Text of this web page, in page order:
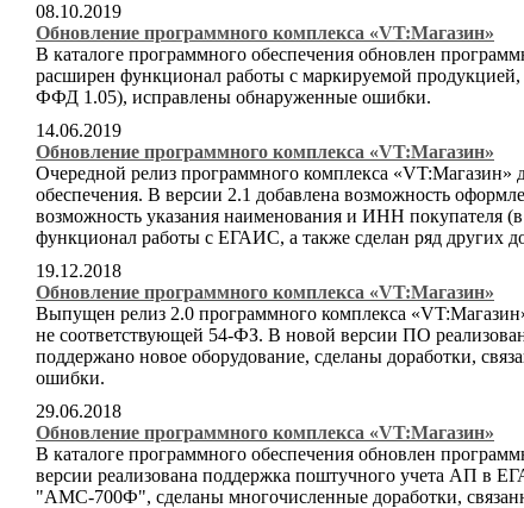
08.10.2019
Обновление программного комплекса «VT:Магазин»
В каталоге программного обеспечения обновлен
расширен функционал работы с маркируемой
ФФД 1.05), исправлены обнаруженные ошибки.
14.06.2019
Обновление программного комплекса «VT:Магазин»
Очередной релиз программного комплекса «VT:Магазин»
обеспечения. В версии 2.1 добавлена возможность
возможность указания наименования и ИНН покупателя
функционал работы с ЕГАИС, а также сделан ряд других
19.12.2018
Обновление программного комплекса «VT:Магазин»
Выпущен релиз 2.0 программного комплекса
не соответствующей 54-ФЗ. В новой версии ПО
поддержано новое оборудование, сделаны доработки,
ошибки.
29.06.2018
Обновление программного комплекса «VT:Магазин»
В каталоге программного обеспечения обновлен
версии реализована поддержка поштучного учета АП
"АМС-700Ф", сделаны многочисленные доработки,